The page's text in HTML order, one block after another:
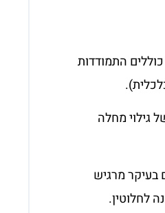
התמודדות
גילוי מחלה
מרגיש
לחלוטין.